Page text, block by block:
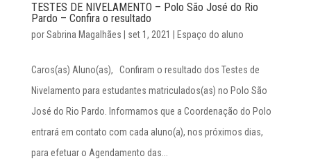
TESTES DE NIVELAMENTO – Polo São José do Rio
Pardo – Confira o resultado
porSabrina Magalhães set 1, 2021 Espaço do aluno
Caros(as) Aluno(as), Confiram o resultado dos Testes de
Nivelamento para estudantes matriculados(as) no Polo São
José do Rio Pardo. Informamos que a Coordenação do Polo
entrará em contato com cada aluno(a), nos próximos dias,
para efetuar o Agendamento das...